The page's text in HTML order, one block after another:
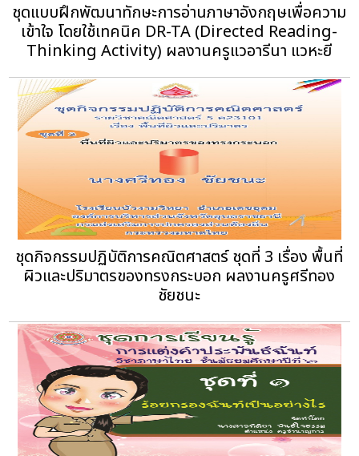
ชุดแบบฝึกพัฒนาทักษะการอ่านภาษาอังกฤษเพื่อความ
เข้าใจ โดยใช้เทคนิค DR-TA (Directed Reading-
Thinking Activity) ผลงานครูแวอารีนา แวหะยี
ชุดกิจกรรมปฏิบัติการคณิตศาสตร์ ชุดที่ 3 เรื่อง พื้นที่
ผิวและปริมาตรของทรงกระบอก ผลงานครูศรีทอง
ชัยชนะ